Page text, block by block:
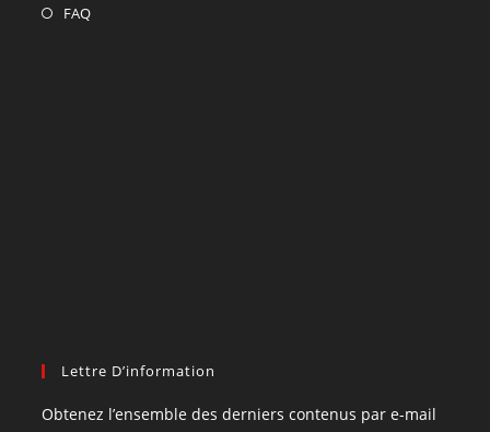
FAQ
Lettre D’information
Obtenez l’ensemble des derniers contenus par e-mail